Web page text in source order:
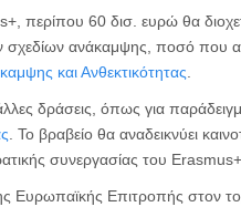
περίπου 60 δισ. ευρώ θα
σχεδίων ανάκαμψης, ποσό που
και Ανθεκτικότητας.
δράσεις, όπως για
. Το βραβείο θα αναδεικνύει
συνεργασίας του
Ευρωπαϊκής Επιτροπής στον